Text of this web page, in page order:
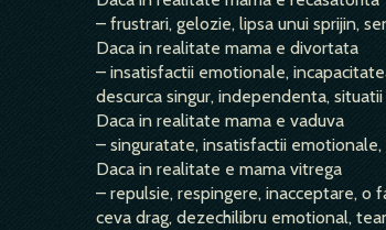
– frustrari, gelozie, lipsa unui sprijin,
Daca in realitate mama e divortata
– insatisfactii emotionale,
descurca singur, independenta,
Daca in realitate mama e vaduva
– singuratate, insatisfactii emotionale,
Daca in realitate e mama vitrega
– repulsie, respingere, inacceptare, o
ceva drag, dezechilibru emotional,